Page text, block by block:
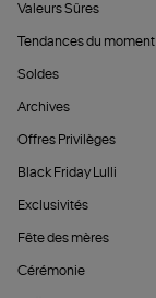
Valeurs Sûres
Tendances du moment
Soldes
Archives
Offres Privilèges
Black Friday Lulli
Exclusivités
Fête des mères
Cérémonie